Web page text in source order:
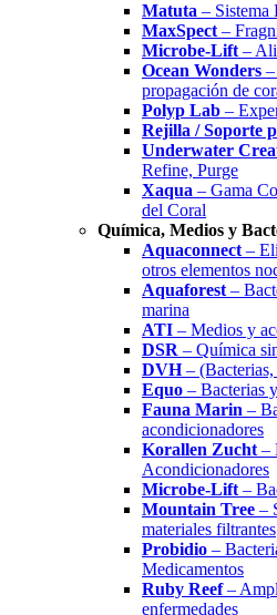
Matuta –
MaxSpect –
Microbe-Lift –
Ocean Wonders
propagación de
Polyp Lab –
Rejilla / Soporte
Underwater
Refine, Purge
Xaqua – Gama
del Coral
Química, Medios y
Aquaconnect –
otros elementos
Aquaforest –
marina
ATI – Medios y
DSR – Química
DVH–
Equo – Bacterias
Fauna Marin –
acondicionadores
Korallen Zucht –
Acondicionadores
Microbe-Lift –
Mountain Tree –
materiales filtrantes
Probidio –
Medicamentos
Ruby Reef–
enfermedades